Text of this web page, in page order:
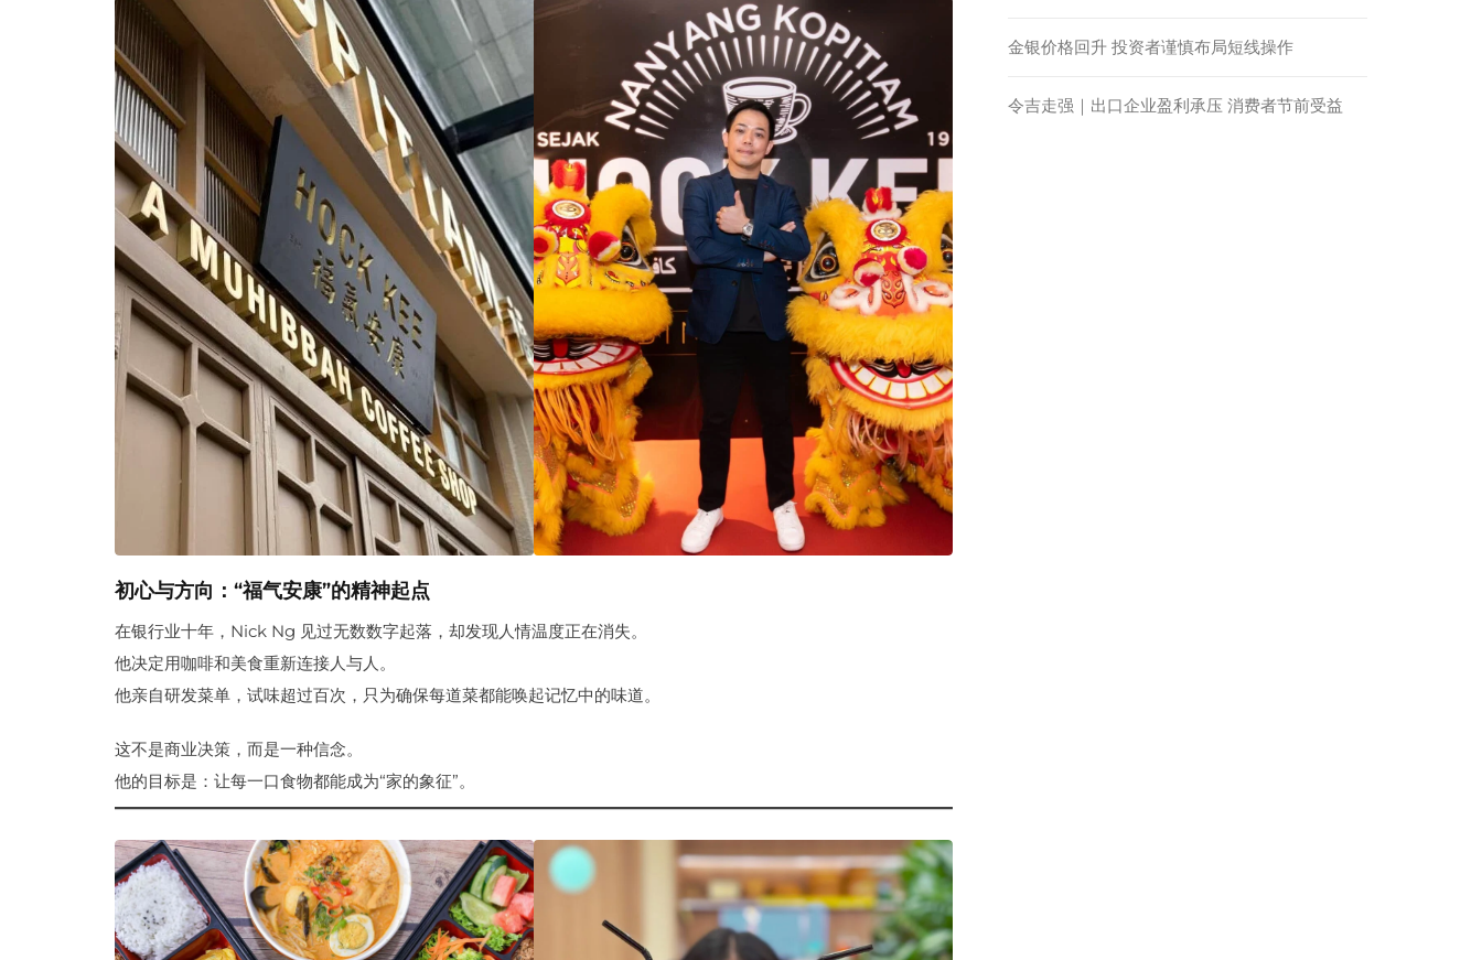
初心与方向：“福气安康”的精神起点
在银行业十年，Nick Ng 见过无数数字起落，却发现人情温度正在消失。
他决定用咖啡和美食重新连接人与人。
他亲自研发菜单，试味超过百次，只为确保每道菜都能唤起记忆中的味道。
这不是商业决策，而是一种信念。
他的目标是：让每一口食物都能成为“家的象征”。
金银价格回升 投资者谨慎布局短线操作
令吉走强｜出口企业盈利承压 消费者节前受益